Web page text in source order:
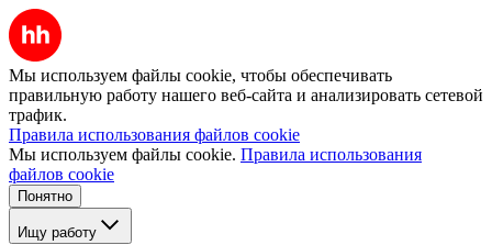
Мы используем файлы cookie, чтобы обеспечивать
правильную работу нашего веб-сайта и анализировать сетевой
трафик.
Правила использования файлов cookie
Мы используем файлы cookie. Правила использования
файлов cookie
Понятно
Ищу работу